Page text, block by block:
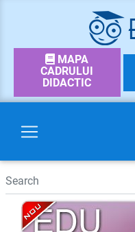
MAPA
CADRULUI
DIDACTIC